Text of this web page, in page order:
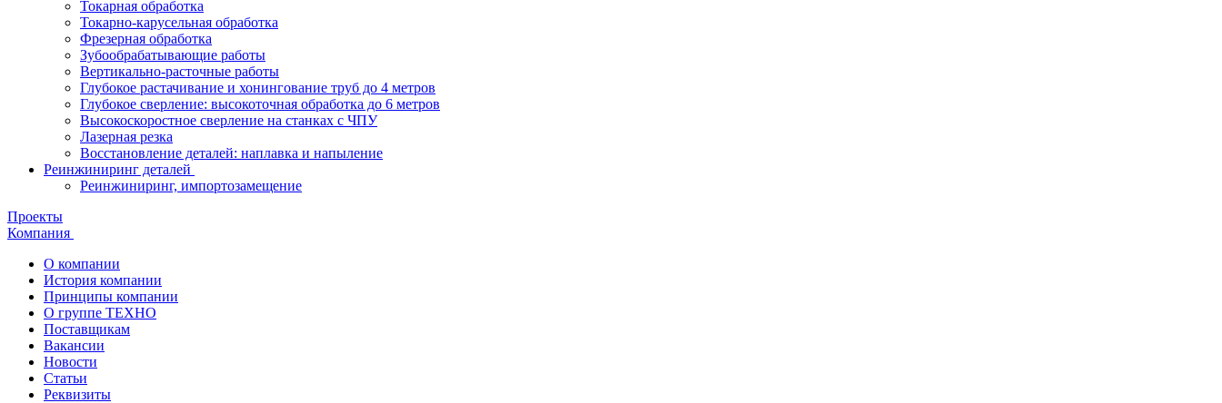
Токарная обработка
Токарно-карусельная обработка
Фрезерная обработка
Зубообрабатывающие работы
Вертикально-расточные работы
Глубокое растачивание и хонингование труб до 4 метров
Глубокое сверление: высокоточная обработка до 6 метров
Высокоскоростное сверление на станках с ЧПУ
Лазерная резка
Восстановление деталей: наплавка и напыление
Реинжиниринг деталей
Реинжиниринг, импортозамещение
Проекты
Компания
О компании
История компании
Принципы компании
О группе ТЕХНО
Поставщикам
Вакансии
Новости
Статьи
Реквизиты